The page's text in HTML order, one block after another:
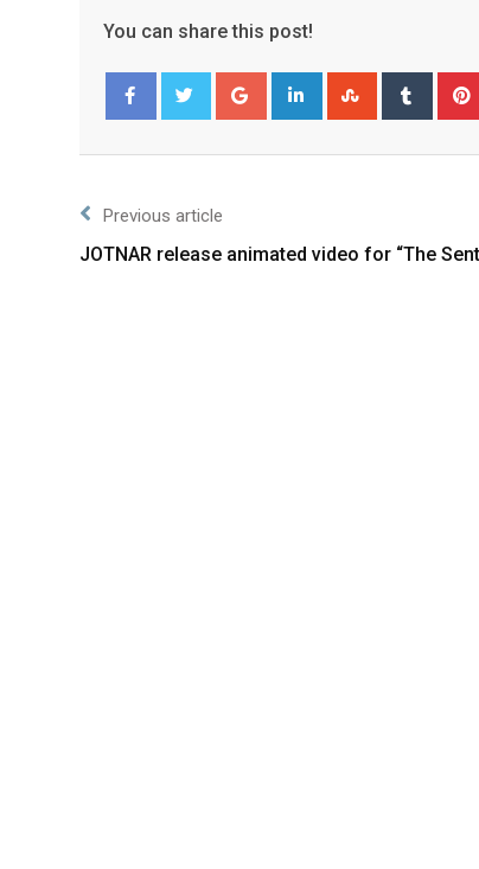
You can share this post!
Previous article
JOTNAR release animated video for “The